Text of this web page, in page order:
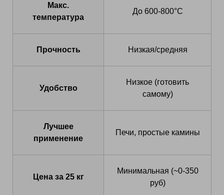
Макс.
температура
До 600-800°C
Прочность Низкая/средняя
Удобство
Низкое (готовить
самому)
Лучшее
применение
Печи, простые камины
Цена за 25 кг
Минимальная (~0-350
руб)